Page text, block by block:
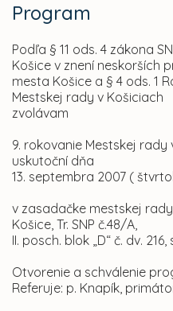
Program
Podľa § 11 ods. 4 zákona
Košice v znení neskorších
mesta Košice a § 4 ods. 1
Mestskej rady v Košiciach
zvolávam
9. rokovanie Mestskej rady
uskutoční dňa
13. septembra 2007 (
v zasadačke mestskej
Košice, Tr. SNP č.48/A,
II. posch. blok „D“ č. dv.
Otvorenie a schválenie
Referuje: p. Knapík,